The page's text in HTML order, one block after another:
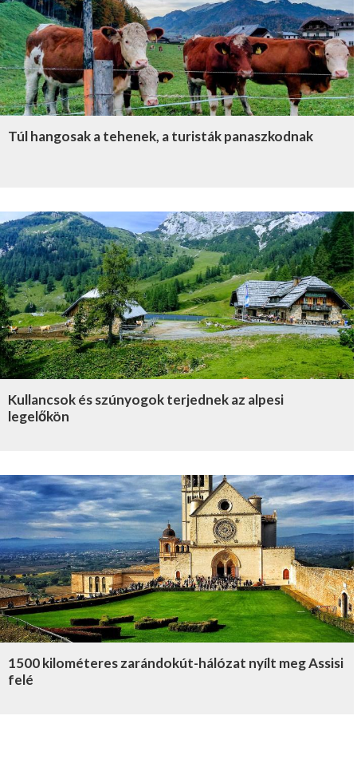
Túl hangosak a tehenek, a turisták panaszkodnak
Kullancsok és szúnyogok terjednek az alpesi
legelőkön
1500 kilométeres zarándokút-hálózat nyílt meg Assisi
felé